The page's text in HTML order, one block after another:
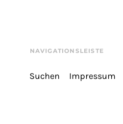
NAVIGATIONSLEISTE
Suchen Impressum